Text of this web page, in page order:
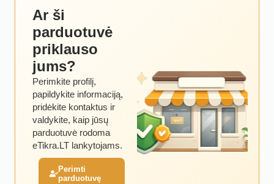
Ar ši
parduotuvė
priklauso
jums?
Perimkite profilį,
papildykite informaciją,
pridėkite kontaktus ir
valdykite, kaip jūsų
parduotuvė rodoma
eTikra.LT lankytojams.
Perimti
parduotuvę